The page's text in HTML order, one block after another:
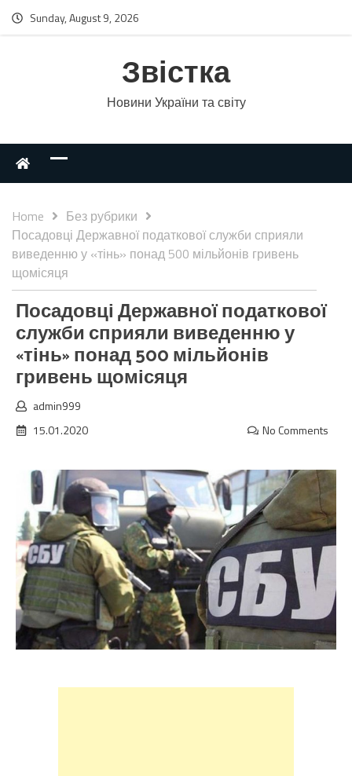
Sunday, August 9, 2026
Звістка
Новини України та світу
Home
Без рубрики
Посадовці Державної податкової служби сприяли
виведенню у «тінь» понад 500 мільйонів гривень
щомісяця
Посадовці Державної податкової
служби сприяли виведенню у
«тінь» понад 500 мільйонів
гривень щомісяця
admin999
15.01.2020
No Comments